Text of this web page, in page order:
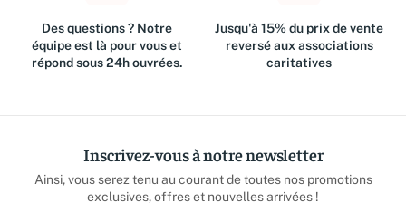
Des questions ? Notre
équipe est là pour vous et
répond sous 24h ouvrées.
Jusqu'à 15% du prix de vente
reversé aux associations
caritatives
Inscrivez-vous à notre newsletter
Ainsi, vous serez tenu au courant de toutes nos promotions
exclusives, offres et nouvelles arrivées !